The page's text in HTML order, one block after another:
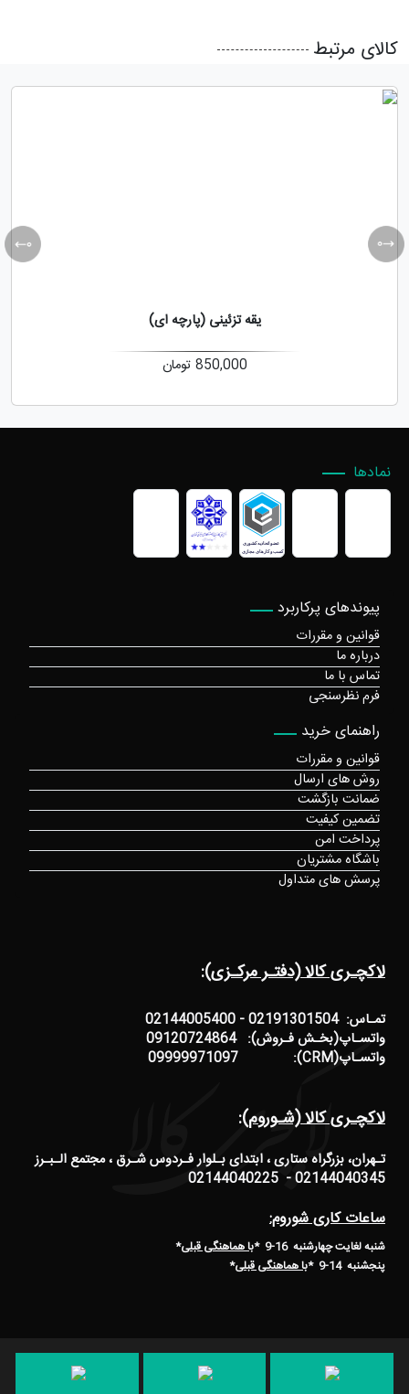
کالای مرتبط
یقه تزئینی (پارچه ای)
850,000 تومان
لاکچـری کالا (دفتـر مرکـزی):
تمـاس: 02191301504 - 02144005400
واتسـاپ(بخـش فـروش): 09120724864
واتسـاپ(CRM): 09999971097
لاکچـری کالا (شـوروم):
تـهران، بزرگراه ستاری ، ابتدای بـلوار فـردوس شـرق ، مجتمع الـبـرز
02144040345 - 02144040225
ساعات کاری شوروم:
شنبه لغایت چهارشنبه 16-9 * با هماهنگی قبلی*
پنجشنبه 14-9
*با هماهنگی قبلی*
پیوندهای پرکاربرد
قوانین و مقررات
درباره ما
تماس با ما
فرم نظرسنجی
راهنمای خرید
قوانین و مقررات
روش های ارسال
ضمانت بازگشت
تضمین کیفیت
پرداخت امن
باشگاه مشتریان
پرسش های متداول
نمادها